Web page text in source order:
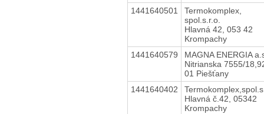
1441640501
Termokomplex,
spol.s.r.o.
Hlavná 42, 053 42
Krompachy
1441640579
MAGNA ENERGIA
Nitrianska 7555/
01 Piešťany
1441640402
Hlavná č.42, 05342
Krompachy